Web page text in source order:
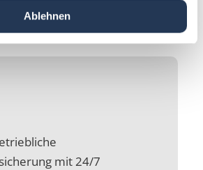
Ablehnen
mit 24/7